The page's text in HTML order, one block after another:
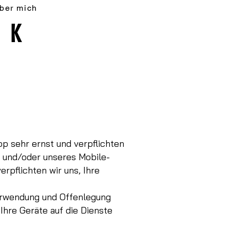
mich
sehr ernst und verpflichten
oder unseres Mobile-
wir uns, Ihre
und Offenlegung
Geräte auf die Dienste